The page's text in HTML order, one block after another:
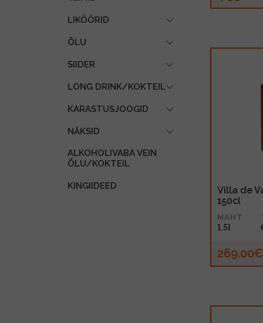
LIKÖÖRID
ÕLU
SIIDER
LONG DRINK/KOKTEIL
KARASTUSJOOGID
NÄKSID
ALKOHOLIVABA VEIN
ÕLU/KOKTEIL
KINGIIDEED
Villa de
150cl
MAHT
1.5l
269.00€